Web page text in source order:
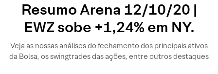
Resumo Arena 12/10/20 |
EWZ sobe +1,24% em NY.
Veja as nossas análises do fechamento dos principais ativos
da Bolsa, os swingtrades das ações, entre outros destaques